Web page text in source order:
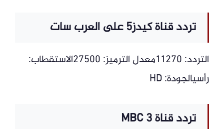
تردد قناة كيدز5 على العرب سات
التردد: 11270معدل الترميز: 27500الاستقطاب:
رأسيالجودة: HD
تردد قناة MBC 3